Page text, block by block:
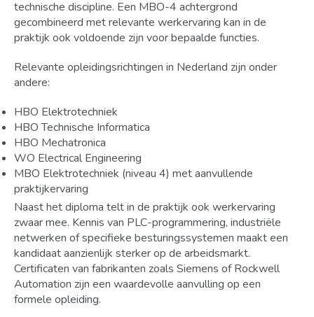
technische discipline. Een MBO-4 achtergrond
gecombineerd met relevante werkervaring kan in de
praktijk ook voldoende zijn voor bepaalde functies.
Relevante opleidingsrichtingen in Nederland zijn onder
andere:
HBO Elektrotechniek
HBO Technische Informatica
HBO Mechatronica
WO Electrical Engineering
MBO Elektrotechniek (niveau 4) met aanvullende
praktijkervaring
Naast het diploma telt in de praktijk ook werkervaring
zwaar mee. Kennis van PLC-programmering, industriële
netwerken of specifieke besturingssystemen maakt een
kandidaat aanzienlijk sterker op de arbeidsmarkt.
Certificaten van fabrikanten zoals Siemens of Rockwell
Automation zijn een waardevolle aanvulling op een
formele opleiding.